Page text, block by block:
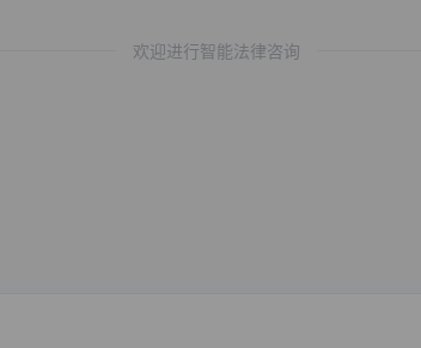
欢迎进行智能法律咨询